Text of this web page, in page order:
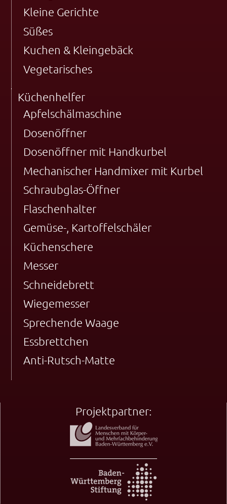
Kleine Gerichte
Süßes
Kuchen & Kleingebäck
Vegetarisches
Küchenhelfer
Apfelschälmaschine
Dosenöffner
Dosenöffner mit Handkurbel
Mechanischer Handmixer mit Kurbel
Schraubglas-Öffner
Flaschenhalter
Gemüse-, Kartoffelschäler
Küchenschere
Messer
Schneidebrett
Wiegemesser
Sprechende Waage
Essbrettchen
Anti-Rutsch-Matte
Projektpartner: